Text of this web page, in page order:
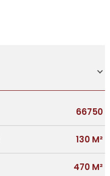
66750
130 M²
470 M²